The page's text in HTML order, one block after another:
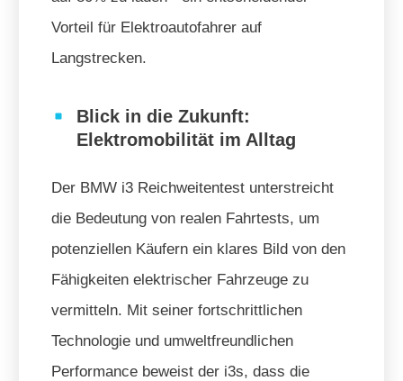
Vorteil für Elektroautofahrer auf
Langstrecken.
Blick in die Zukunft:
Elektromobilität im Alltag
Der BMW i3 Reichweitentest unterstreicht
die Bedeutung von realen Fahrtests, um
potenziellen Käufern ein klares Bild von den
Fähigkeiten elektrischer Fahrzeuge zu
vermitteln. Mit seiner fortschrittlichen
Technologie und umweltfreundlichen
Performance beweist der i3s, dass die